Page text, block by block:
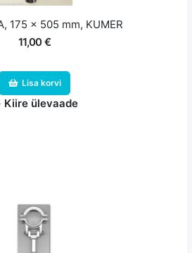
175 x 505 mm, KUMER
11,00 €
Lisa korvi
Kiire ülevaade